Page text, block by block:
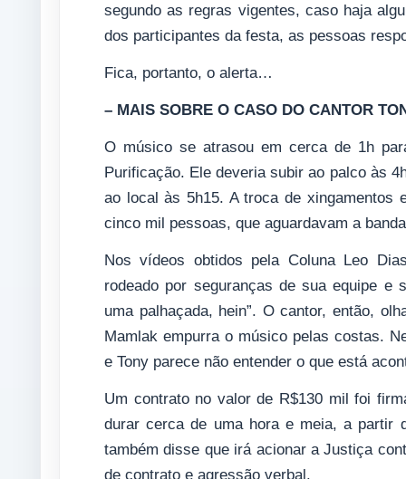
segundo as regras vigentes, caso haja
dos participantes da festa, as pessoas
Fica, portanto, o alerta…
– MAIS SOBRE O CASO DO CANTOR
O músico se atrasou em cerca de 1h
Purificação. Ele deveria subir ao palco às
ao local às 5h15. A troca de xingamentos
cinco mil pessoas, que aguardavam a
Nos vídeos obtidos pela Coluna Leo
rodeado por seguranças de sua equipe e
uma palhaçada, hein”. O cantor, então,
Mamlak empurra o músico pelas costas.
e Tony parece não entender o que está
Um contrato no valor de R$130 mil foi
durar cerca de uma hora e meia, a partir
também disse que irá acionar a Justiça
de contrato e agressão verbal.